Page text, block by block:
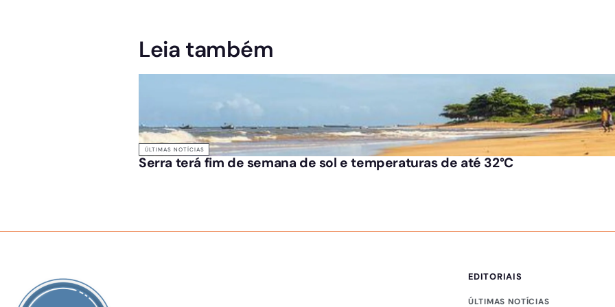
Leia também
ÚLTIMAS NOTÍCIAS
Serra terá fim de semana de sol e temperaturas de até 32°C
EDITORIAIS
ÚLTIMAS NOTÍCIAS